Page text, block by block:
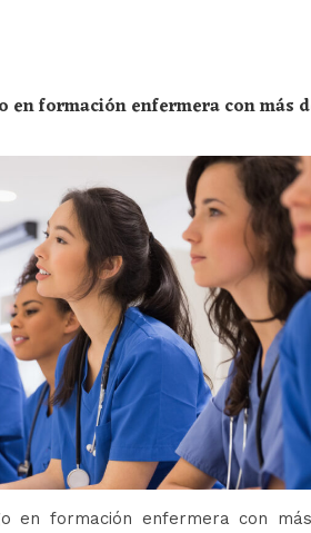
en formación enfermera con más
en formación enfermera con